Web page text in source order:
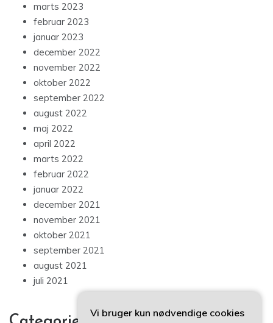
marts 2023
februar 2023
januar 2023
december 2022
november 2022
oktober 2022
september 2022
august 2022
maj 2022
april 2022
marts 2022
februar 2022
januar 2022
december 2021
november 2021
oktober 2021
september 2021
august 2021
juli 2021
Vi bruger kun nødvendige cookies